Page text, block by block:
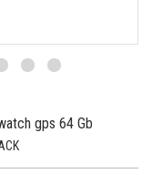
gps 64 Gb